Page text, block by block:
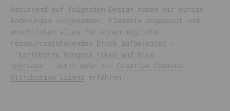
Basierend auf folgendem Design haben wir einige
Änderungen vorgenommen, Elemente angepasst und
anschließen alles für einen möglichst
ressourcenschonenden Druck aufbereitet –
" Earthborne Rangers Token and Dice
Upgrades ". Jetzt mehr zur Creative Commons -
Attribution Lizenz erfahren.